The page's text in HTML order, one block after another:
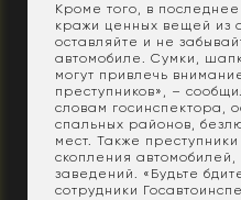
Кроме того, в
кражи ценных вещей из
оставляйте и не
автомобиле. Сумки,
могут привлечь
преступников», –
словам госинспектора,
спальных районов,
мест. Также
скопления автомобилей,
заведений. «Будьте
сотрудники